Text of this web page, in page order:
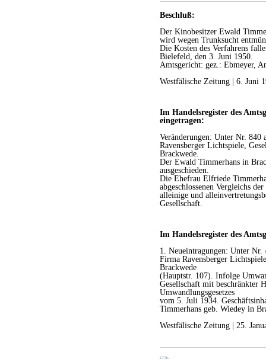
Beschluß:
Der Kinobesitzer Ewald
wird wegen Trunksucht
Die Kosten des Verfahrens
Bielefeld, den 3. Juni 1950.
Amtsgericht: gez.: Ebmeyer,
Westfälische Zeitung | 6. Juni
Im Handelsregister des
eingetragen:
Veränderungen: Unter Nr. 840
Ravensberger Lichtspiele,
Brackwede.
Der Ewald Timmerhans in
ausgeschieden.
Die Ehefrau Elfriede
abgeschlossenen Vergleichs
alleinige und alle
Gesellschaft.
Im Handelsregister des
1. Neueintragungen: Unter Nr.
Firma Ravensberger
Brackwede
(Hauptstr. 107). Infolge
Gesellschaft mit beschränkter
Umwandlungsgesetzes
vom 5. Juli 1934.
Timmerhans geb. Wiedey in
Westfälische Zeitung | 25.